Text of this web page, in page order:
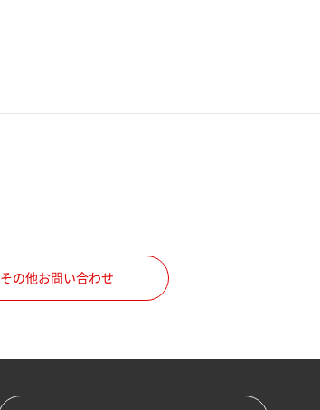
その他お問い合わせ